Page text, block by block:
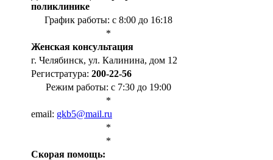
поликлинике
График работы: с 8:00 до 16:18
*
Женская консультация
г. Челябинск, ул. Калинина, дом 12
Регистратура: 200-22-56
Режим работы: с 7:30 до 19:00
*
email: gkb5@mail.ru
*
*
Cкорая помощь: